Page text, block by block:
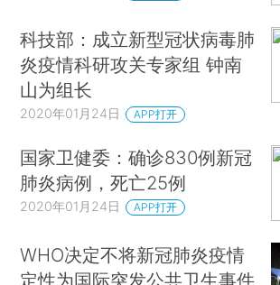
科技部：成立新型冠状病毒肺
炎疫情科研攻关专家组 钟南
山为组长
2020年01月24日 APP打开
国家卫健委：确诊830例新冠
肺炎病例，死亡25例
2020年01月24日 APP打开
WHO决定不将新冠肺炎疫情
定性为国际突发公共卫生事件